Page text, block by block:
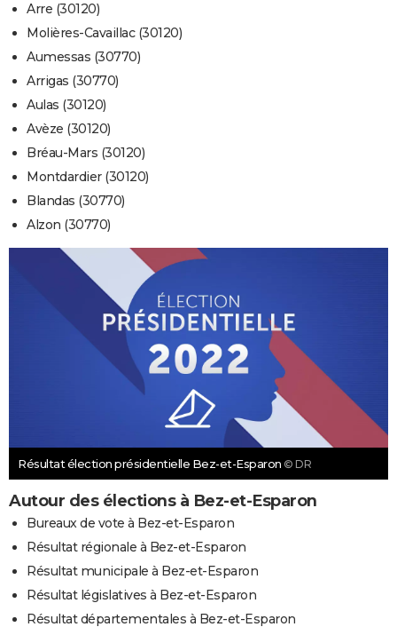
Arre (30120)
Molières-Cavaillac (30120)
Aumessas (30770)
Arrigas (30770)
Aulas (30120)
Avèze (30120)
Bréau-Mars (30120)
Montdardier (30120)
Blandas (30770)
Alzon (30770)
Résultat élection présidentielle Bez-et-Esparon © DR
Autour des élections à Bez-et-Esparon
Bureaux de vote à Bez-et-Esparon
Résultat régionale à Bez-et-Esparon
Résultat municipale à Bez-et-Esparon
Résultat législatives à Bez-et-Esparon
Résultat départementales à Bez-et-Esparon